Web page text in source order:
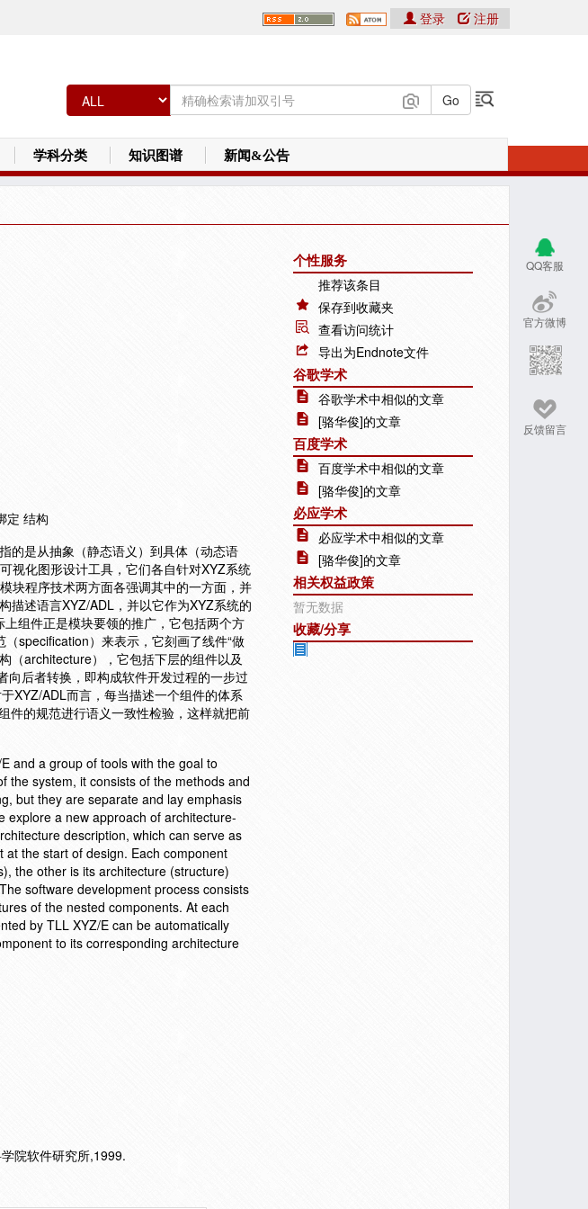
登录 注册
学科分类 知识图谱 新闻&公告
QQ客服
官方微博
反馈留言
定 结构
的是从抽象（静态语义）到具体（动态语
视化图形设计工具，它们各自针对XYZ系统
块程序技术两方面各强调其中的一方面，并
描述语言XYZ/ADL，并以它作为XYZ系统的
组件正是模块要领的推广，它包括两个方
specification）来表示，它刻画了线件“做
（architecture），它包括下层的组件以及
向后者转换，即构成软件开发过程的一步过
XYZ/ADL而言，每当描述一个组件的体系
件的规范进行语义一致性检验，这样就把前
and a group of tools with the goal to
the system, it consists of the methods and
but they are separate and lay emphasis
explore a new approach of architecture-
description, which can serve as
the start of design. Each component
the other is its architecture (structure)
software development process consists
of the nested components. At each
by TLL XYZ/E can be automatically
to its corresponding architecture
院软件研究所,1999.
个性服务
推荐该条目
保存到收藏夹
查看访问统计
导出为Endnote文件
谷歌学术
谷歌学术中相似的文章
[骆华俊]的文章
百度学术
百度学术中相似的文章
[骆华俊]的文章
必应学术
必应学术中相似的文章
[骆华俊]的文章
相关权益政策
暂无数据
收藏/分享